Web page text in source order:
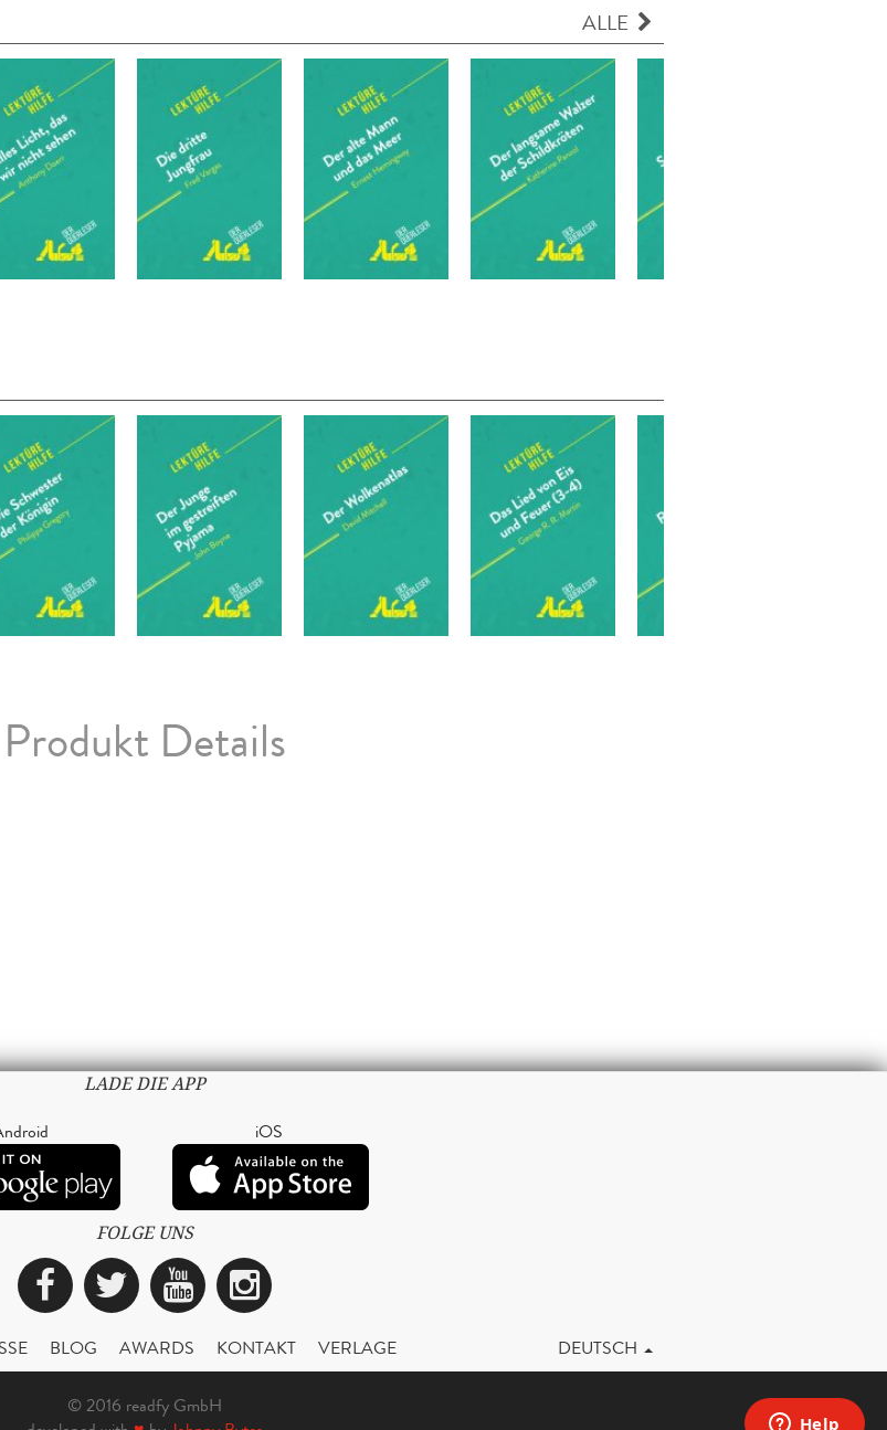
ALLE
Produkt Details
LADE DIE APP
iOS
FOLGE UNS
Facebook
TwitterYouTubeInstagram
BLOG AWARDS KONTAKT VERLAGE DEUTSCH
© 2016 readfy GmbH